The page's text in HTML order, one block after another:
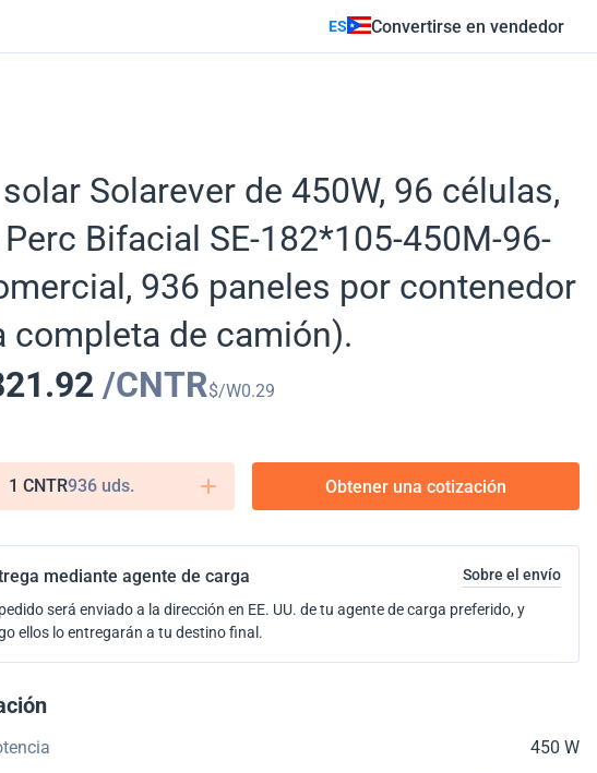
ES Convertirse en vendedor
Solarever de 450W, 96 células,
Bifacial SE-182*105-450M-96-
936 paneles por contenedor
completa de camión).
/CNTR$/W0.29
1 CNTR936 uds. Obtener una cotización
mediante agente de carga
Sobre el envío
será enviado a la dirección en EE. UU. de tu agente de carga preferido, y
ellos lo entregarán a tu destino final.
450 W